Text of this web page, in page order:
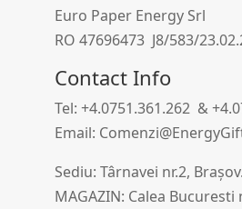
Euro Paper Energy Srl
RO 47696473 J8/583/
Contact Info
Tel: +4.0751.361.262 &
Email:
Sediu: Târnavei nr.2, Brașov.
MAGAZIN: Calea Bucuresti